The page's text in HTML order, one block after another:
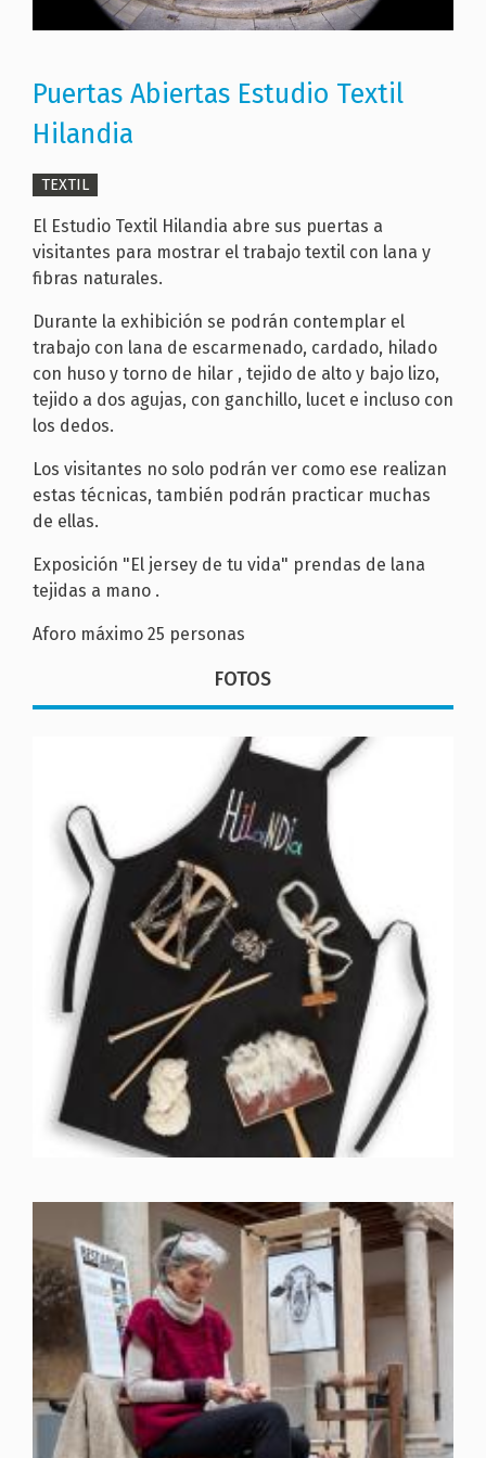
Puertas Abiertas Estudio Textil
Hilandia
TEXTIL
El Estudio Textil Hilandia abre sus puertas a
visitantes para mostrar el trabajo textil con lana y
fibras naturales.
Durante la exhibición se podrán contemplar el
trabajo con lana de escarmenado, cardado, hilado
con huso y torno de hilar , tejido de alto y bajo lizo,
tejido a dos agujas, con ganchillo, lucet e incluso con
los dedos.
Los visitantes no solo podrán ver como ese realizan
estas técnicas, también podrán practicar muchas
de ellas.
Exposición "El jersey de tu vida" prendas de lana
tejidas a mano .
Aforo máximo 25 personas
FOTOS